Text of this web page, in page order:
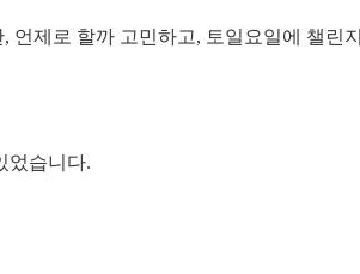
제로 할까 고민하고, 토일요일에 챌린
었습니다.